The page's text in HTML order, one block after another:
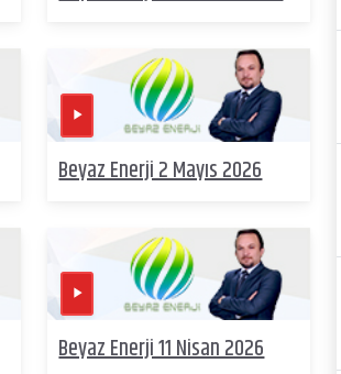
Beyaz Enerji 2 Mayıs 2026
Beyaz Enerji 11 Nisan 2026